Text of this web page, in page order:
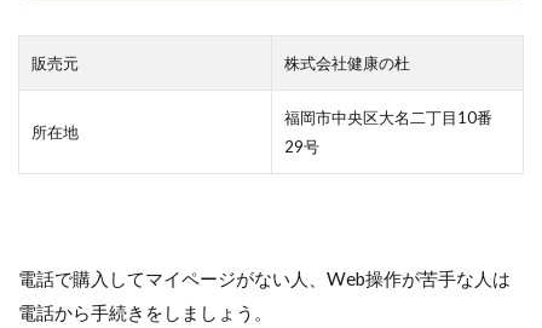
販売元 株式会社健康の杜
所在地
福岡市中央区大名二丁目10番
29号
電話で購入してマイページがない人、Web操作が苦手な人は
電話から手続きをしましょう。